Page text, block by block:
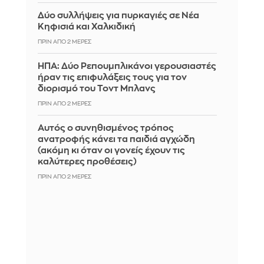
Δύο συλλήψεις για πυρκαγιές σε Νέα
Κηφισιά και Χαλκιδική
ΠΡΙΝ ΑΠΌ 2 ΜΈΡΕΣ
ΗΠΑ: Δύο Ρεπουμπλικάνοι γερουσιαστές
ήραν τις επιφυλάξεις τους για τον
διορισμό του Τοντ Μπλανς
ΠΡΙΝ ΑΠΌ 2 ΜΈΡΕΣ
Αυτός ο συνηθισμένος τρόπος
ανατροφής κάνει τα παιδιά αγχώδη
(ακόμη κι όταν οι γονείς έχουν τις
καλύτερες προθέσεις)
ΠΡΙΝ ΑΠΌ 2 ΜΈΡΕΣ